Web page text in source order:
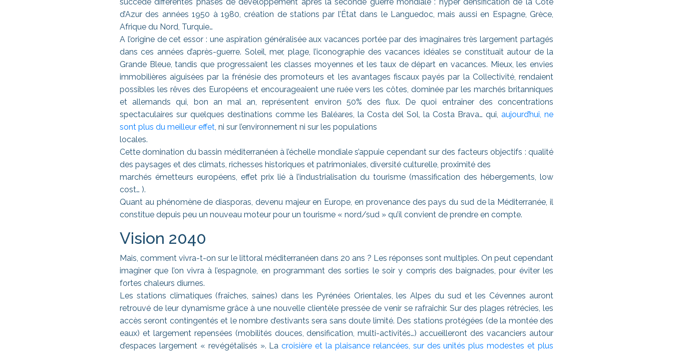
d’Azur des années 1950 à 1980, création de stations par l’État dans le Languedoc, mais aussi en Espagne, Grèce,
Afrique du Nord, Turquie…
A l’origine de cet essor : une aspiration généralisée aux vacances portée par des imaginaires très largement partagés
dans ces années d’après-guerre. Soleil, mer, plage, l’iconographie des vacances idéales se constituait autour de la
Grande Bleue, tandis que progressaient les classes moyennes et les taux de départ en vacances. Mieux, les envies
immobilières aiguisées par la frénésie des promoteurs et les avantages fiscaux payés par la Collectivité, rendaient
possibles les rêves des Européens et encourageaient une ruée vers les côtes, dominée par les marchés britanniques
et allemands qui, bon an mal an, représentent environ 50% des flux. De quoi entraîner des concentrations
spectaculaires sur quelques destinations comme les Baléares, la Costa del Sol, la Costa Brava… qui, aujourd’hui, ne
sont plus du meilleur effet, ni sur l’environnement ni sur les populations
locales.
Cette domination du bassin méditerranéen à l’échelle mondiale s’appuie cependant sur des facteurs objectifs : qualité
des paysages et des climats, richesses historiques et patrimoniales, diversité culturelle, proximité des
marchés émetteurs européens, effet prix lié à l’industrialisation du tourisme (massification des hébergements, low
cost… ).
Quant au phénomène de diasporas, devenu majeur en Europe, en provenance des pays du sud de la Méditerranée, il
constitue depuis peu un nouveau moteur pour un tourisme « nord/sud » qu’il convient de prendre en compte.
Vision 2040
Mais, comment vivra-t-on sur le littoral méditerranéen dans 20 ans ? Les réponses sont multiples. On peut cependant
imaginer que l’on vivra à l’espagnole, en programmant des sorties le soir y compris des baignades, pour éviter les
fortes chaleurs diurnes.
Les stations climatiques (fraîches, saines) dans les Pyrénées Orientales, les Alpes du sud et les Cévennes auront
retrouvé de leur dynamisme grâce à une nouvelle clientèle pressée de venir se rafraîchir. Sur des plages rétrécies, les
accès seront contingentés et le nombre d’estivants sera sans doute limité. Des stations protégées (de la montée des
eaux) et largement repensées (mobilités douces, densification, multi-activités…) accueilleront des vacanciers autour
d’espaces largement « revégétalisés ». Lacroisière et la plaisance relancées, sur des unités plus modestes et plus